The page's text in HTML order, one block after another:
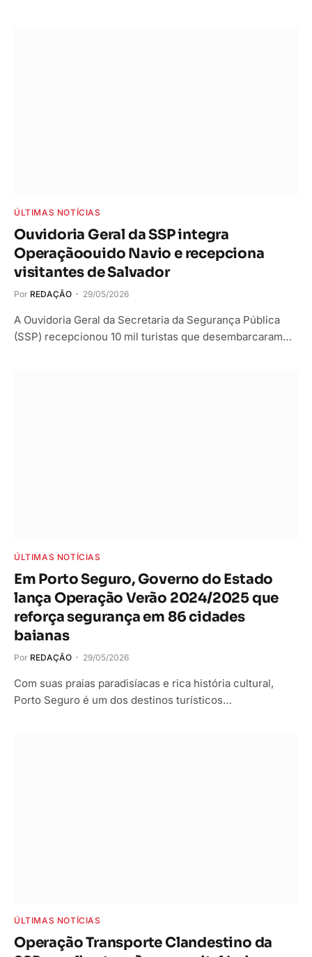
ÚLTIMAS NOTÍCIAS
Ouvidoria Geral da SSP integra
Operaçãoouido Navio e recepciona
visitantes de Salvador
Por REDAÇÃO 29/05/2026
A Ouvidoria Geral da Secretaria da Segurança Pública
(SSP) recepcionou 10 mil turistas que desembarcaram…
ÚLTIMAS NOTÍCIAS
Em Porto Seguro, Governo do Estado
lança Operação Verão 2024/2025 que
reforça segurança em 86 cidades
baianas
Por REDAÇÃO 29/05/2026
Com suas praias paradisíacas e rica história cultural,
Porto Seguro é um dos destinos turísticos…
ÚLTIMAS NOTÍCIAS
Operação Transporte Clandestino da